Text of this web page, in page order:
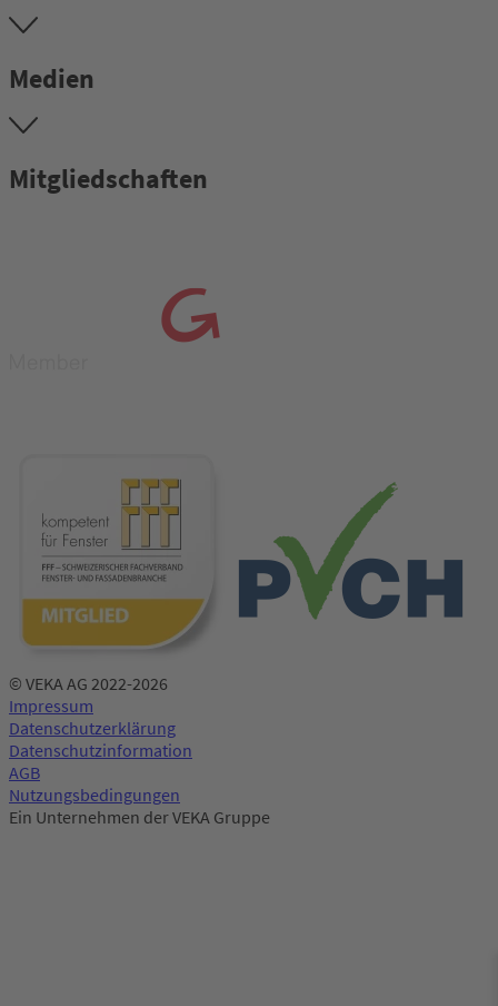
Medien
Mitgliedschaften
© VEKA AG 2022-2026
Impressum
Datenschutzerklärung
Datenschutzinformation
AGB
Nutzungsbedingungen
Ein Unternehmen der VEKA Gruppe